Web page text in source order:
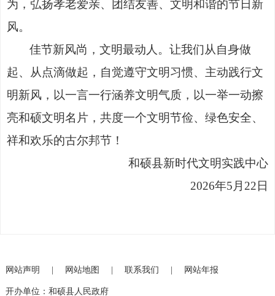
为，弘扬孝老爱亲、团结友善、文明和谐的节日新
风。
佳节新风尚，文明最动人。让我们从自身做
起、从点滴做起，自觉遵守文明习惯、主动践行文
明新风，以一言一行涵养文明气质，以一举一动擦
亮和硕文明名片，共度一个文明节俭、绿色安全、
祥和欢乐的古尔邦节！
和硕县新时代文明实践中心
2026年5月22日
网站声明 网站地图 联系我们 网站年报
开办单位：和硕县人民政府